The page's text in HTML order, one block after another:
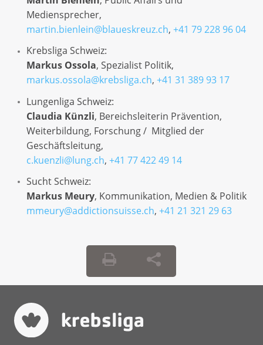
Mediensprecher,
martin.bienlein@blaueskreuz.ch, +41 79 228 96 04
Krebsliga Schweiz:
Markus Ossola, Spezialist Politik,
markus.ossola@krebsliga.ch, +41 31 389 93 17
Lungenliga Schweiz:
Claudia Künzli, Bereichsleiterin Prävention,
Weiterbildung, Forschung / Mitglied der
Geschäftsleitung,
c.kuenzli@lung.ch, +41 77 422 49 14
Sucht Schweiz:
Markus Meury, Kommunikation, Medien & Politik
mmeury@addictionsuisse.ch, +41 21 321 29 63